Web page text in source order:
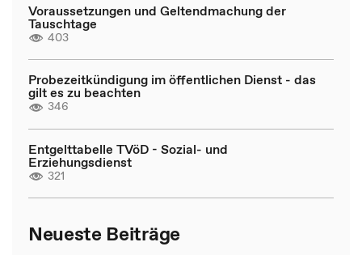
Voraussetzungen und Geltendmachung der
Tauschtage
403
Probezeitkündigung im öffentlichen Dienst - das
gilt es zu beachten
346
Entgelttabelle TVöD - Sozial- und
Erziehungsdienst
321
Neueste Beiträge